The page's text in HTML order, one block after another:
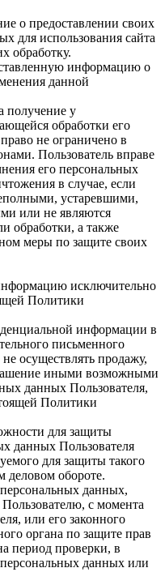
о предоставлении своих
для использования сайта
обработку.
информацию о
данной
получение у
обработки его
не ограничено в
Пользователь вправе
его персональных
в случае, если
устаревшими,
или не являются
обработки, а также
меры по защите своих
исключительно
Политики
информации в
письменного
осуществлять продажу,
иными возможными
данных Пользователя,
Политики
для защиты
данных Пользователя
для защиты такого
обороте.
данных,
с момента
или его законного
органа по защите прав
период проверки, в
данных или